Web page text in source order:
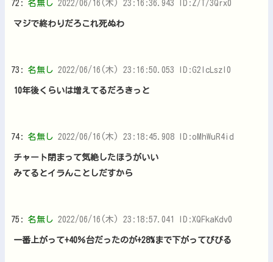
72: 名無し 2022/06/16(木) 23:16:36.943 ID:Z/T/3Qrx0
マジで終わりだろこれ死ぬわ
73: 名無し 2022/06/16(木) 23:16:50.053 ID:G2lcLszI0
10年後くらいは増えてるだろきっと
74: 名無し 2022/06/16(木) 23:18:45.908 ID:oMhWuR4id
チャート閉まって気絶したほうがいい
みてるとイラんことしだすから
75: 名無し 2022/06/16(木) 23:18:57.041 ID:XQFkaKdv0
一番上がって+40％台だったのが+28%まで下がってびびる